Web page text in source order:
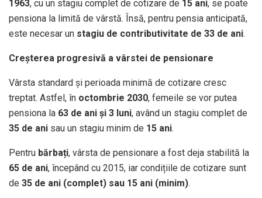
1963, cu un stagiu complet de cotizare de 15 ani, se poate
pensiona la limită de vârstă. Însă, pentru pensia anticipată,
este necesar un stagiu de contributivitate de 33 de ani.
Creșterea progresivă a vârstei de pensionare
Vârsta standard și perioada minimă de cotizare cresc
treptat. Astfel, în octombrie 2030, femeile se vor putea
pensiona la 63 de ani și 3 luni, având un stagiu complet de
35 de ani sau un stagiu minim de 15 ani.
Pentru bărbați, vârsta de pensionare a fost deja stabilită la
65 de ani, începând cu 2015, iar condițiile de cotizare sunt
de 35 de ani (complet) sau 15 ani (minim).